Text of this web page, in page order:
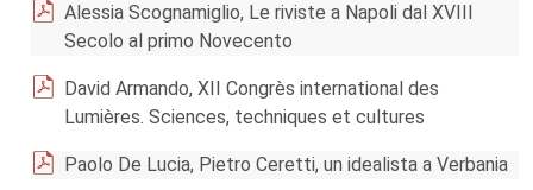
Alessia Scognamiglio, Le riviste a Napoli dal XVIII
Secolo al primo Novecento
David Armando, XII Congrès international des
Lumières. Sciences, techniques et cultures
Paolo De Lucia, Pietro Ceretti, un idealista a Verbania